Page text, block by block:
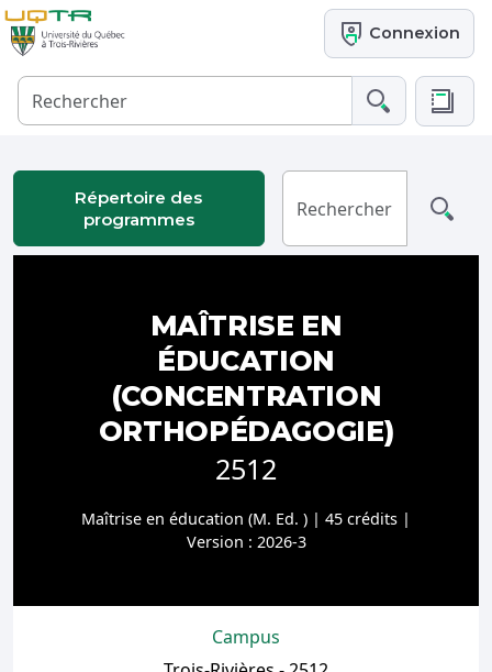
Connexion
Répertoire des
programmes
MAÎTRISE EN
ÉDUCATION
(CONCENTRATION
ORTHOPÉDAGOGIE)
2512
Maîtrise en éducation (M. Ed. ) | 45 crédits |
Version : 2026-3
Campus